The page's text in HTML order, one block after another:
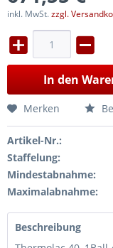
inkl. MwSt.zzgl.
In den
Merken
Artikel-Nr.:
Staffelung:
Mindestabnahme:
Maximalabnahme:
Beschreibung